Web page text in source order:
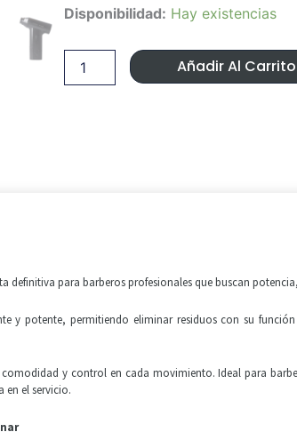
Era:
Disponibilidad: Hay existencias
Soplador
Añadir Al Carrito
definitiva para barberos profesionales que buscan
y potente, permitiendo eliminar residuos con su
y control en cada movimiento. Ideal para
el servicio.